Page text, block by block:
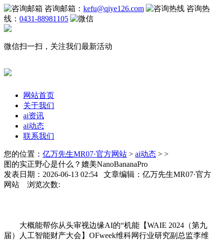
咨询邮箱： kefu@qiye126.com
咨询热
线： 0431-88981105
微信扫一扫，关注我们最新活动
网站首页
关于我们
ai资讯
ai动态
联系我们
您的位置： 亿万先生MR07·官方网站 > ai动态 > >
图的实正野心是什么？媲美NanoBananaPro
发表日期：2026-06-13 02:54 文章编辑：亿万先生MR07·官方
网站 浏览次数:
大概能帮你从头审视边缘AI的“机能【WAIE 2024（第九
届）人工智能财产大会】OFweek维科网行业研究副总监李维